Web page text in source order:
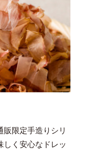
限定手造りシリ
しく安心なドレッ